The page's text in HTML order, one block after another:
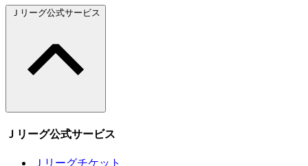
Ｊリーグ公式サービス
Ｊリーグ公式サービス
Ｊリーグチケット